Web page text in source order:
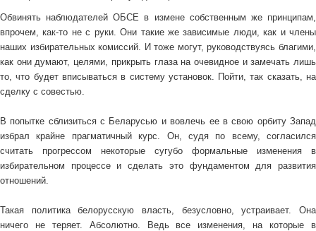
Обвинять наблюдателей ОБСЕ в измене собственным же принципам,
впрочем, как-то не с руки. Они такие же зависимые люди, как и члены
наших избирательных комиссий. И тоже могут, руководствуясь благими,
как они думают, целями, прикрыть глаза на очевидное и замечать лишь
то, что будет вписываться в систему установок. Пойти, так сказать, на
сделку с совестью.
В попытке сблизиться с Беларусью и вовлечь ее в свою орбиту Запад
избрал крайне прагматичный курс. Он, судя по всему, согласился
считать прогрессом некоторые сугубо формальные изменения в
избирательном процессе и сделать это фундаментом для развития
отношений.
Такая политика белорусскую власть, безусловно, устраивает. Она
ничего не теряет. Абсолютно. Ведь все изменения, на которые в